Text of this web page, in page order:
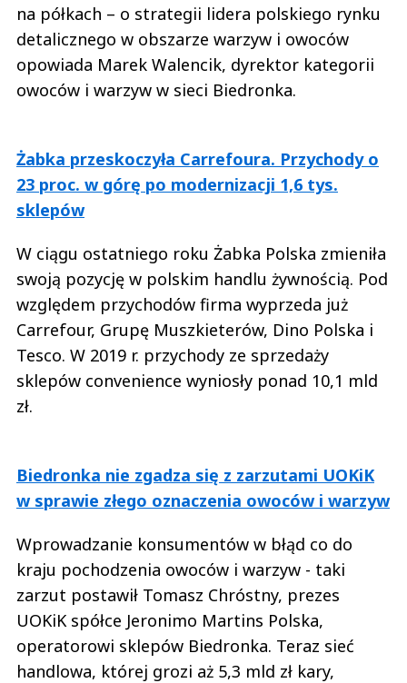
na półkach – o strategii lidera polskiego rynku
detalicznego w obszarze warzyw i owoców
opowiada Marek Walencik, dyrektor kategorii
owoców i warzyw w sieci Biedronka.
Żabka przeskoczyła Carrefoura. Przychody o
23 proc. w górę po modernizacji 1,6 tys.
sklepów
W ciągu ostatniego roku Żabka Polska zmieniła
swoją pozycję w polskim handlu żywnością. Pod
względem przychodów firma wyprzeda już
Carrefour, Grupę Muszkieterów, Dino Polska i
Tesco. W 2019 r. przychody ze sprzedaży
sklepów convenience wyniosły ponad 10,1 mld
zł.
Biedronka nie zgadza się z zarzutami UOKiK
w sprawie złego oznaczenia owoców i warzyw
Wprowadzanie konsumentów w błąd co do
kraju pochodzenia owoców i warzyw - taki
zarzut postawił Tomasz Chróstny, prezes
UOKiK spółce Jeronimo Martins Polska,
operatorowi sklepów Biedronka. Teraz sieć
handlowa, której grozi aż 5,3 mld zł kary,